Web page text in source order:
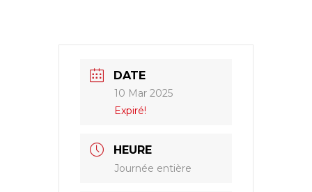
DATE
10 Mar 2025
Expiré!
HEURE
Journée entière